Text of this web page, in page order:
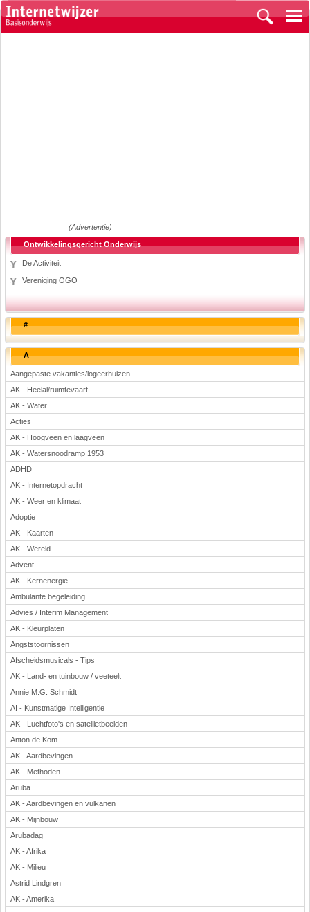
(Advertentie)
Ontwikkelingsgericht Onderwijs
De Activiteit
Vereniging OGO
#
A
Aangepaste vakanties/logeerhuizen
AK - Heelal/ruimtevaart
AK - Water
Acties
AK - Hoogveen en laagveen
AK - Watersnoodramp 1953
ADHD
AK - Internetopdracht
AK - Weer en klimaat
Adoptie
AK - Kaarten
AK - Wereld
Advent
AK - Kernenergie
Ambulante begeleiding
Advies / Interim Management
AK - Kleurplaten
Angststoornissen
Afscheidsmusicals - Tips
AK - Land- en tuinbouw / veeteelt
Annie M.G. Schmidt
AI - Kunstmatige Intelligentie
AK - Luchtfoto's en satellietbeelden
Anton de Kom
AK - Aardbevingen
AK - Methoden
Aruba
AK - Aardbevingen en vulkanen
AK - Mijnbouw
Arubadag
AK - Afrika
AK - Milieu
Astrid Lindgren
AK - Amerika